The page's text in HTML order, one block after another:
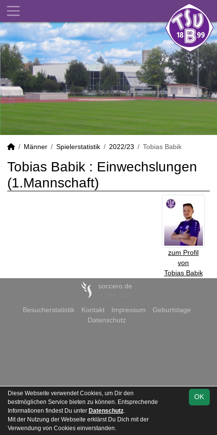
Männer Spielerstatistik 2022/23 Tobias Babik
Tobias Babik : Einwechslungen
(1.Mannschaft)
zum Profil
von
Tobias Babik
soccero.de
Besucherstatistik Kontakt Impressum
Geburtstage
Datenschutz
OK
Diese Webseite verwendet Cookies, um Dir den
bestmöglichen Service bieten zu können. Entsprechende
Informationen findest Du unter Datenschutz.
Mit der Nutzung der Webseite erklärst Du Dich mit der
Verwendung von Cookies einverstanden.